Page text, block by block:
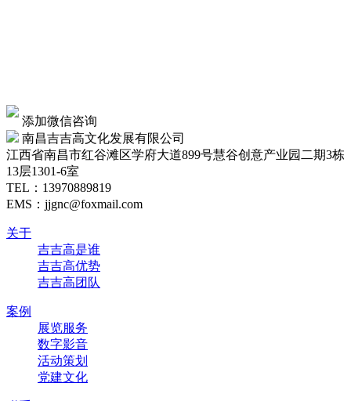
添加微信咨询
南昌吉吉高文化发展有限公司
江西省南昌市红谷滩区学府大道899号慧谷创意产业园二期3栋
13层1301-6室
TEL： 13970889819
EMS：jjgnc@foxmail.com
关于
吉吉高是谁
吉吉高优势
吉吉高团队
案例
展览服务
数字影音
活动策划
党建文化